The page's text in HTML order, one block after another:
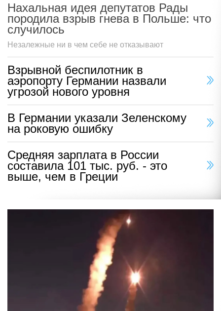
Нахальная идея депутатов Рады
породила взрыв гнева в Польше: что
случилось
Незалежные ни в чем себе не отказывают
Взрывной беспилотник в
аэропорту Германии назвали
угрозой нового уровня
В Германии указали Зеленскому
на роковую ошибку
Средняя зарплата в России
составила 101 тыс. руб. - это
выше, чем в Греции